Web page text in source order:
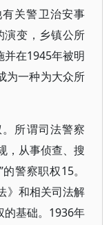
关警卫治安事
演变，乡镇公所
在1945年被明
为一种为大众所
所谓司法警察
，从事侦查、搜
警察职权15。
》和相关司法解
的基础。1936年